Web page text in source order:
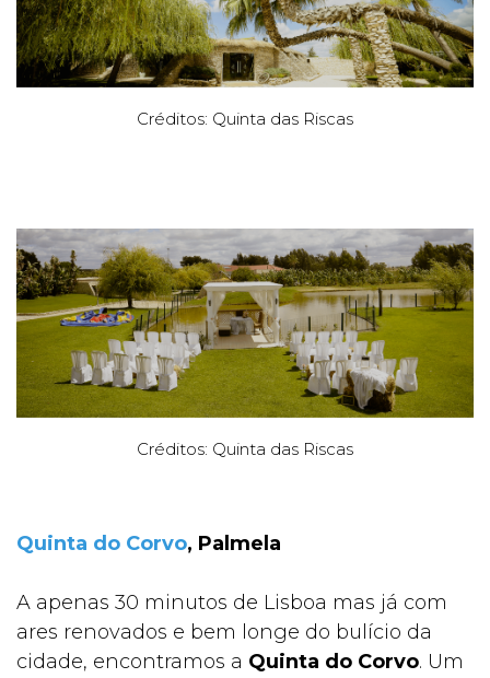
Créditos: Quinta das Riscas
Créditos: Quinta das Riscas
Quinta do Corvo, Palmela
A apenas 30 minutos de Lisboa mas já com
ares renovados e bem longe do bulício da
cidade, encontramos a Quinta do Corvo. Um